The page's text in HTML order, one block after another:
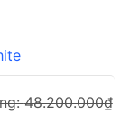
48.200.000₫